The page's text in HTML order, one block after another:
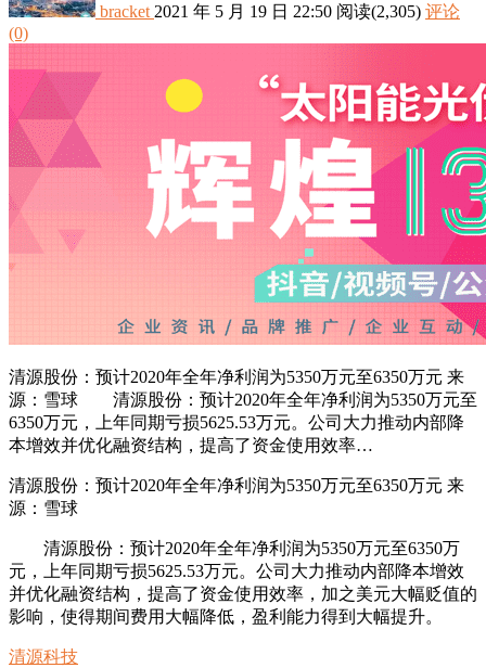
bracket 2021 年 5 月 19 日 22:50 阅读(2,305) 评论
(0)
清源股份：预计2020年全年净利润为5350万元至6350万元 来
源：雪球 清源股份：预计2020年全年净利润为5350万元至
6350万元，上年同期亏损5625.53万元。公司大力推动内部降
本增效并优化融资结构，提高了资金使用效率…
清源股份 ：预计2020年全年净利润为5350万元至6350万元 来
源：雪球
清源股份：预计2020年全年净利润为5350万元至6350万
元，上年同期亏损5625.53万元。公司大力推动内部降本增效
并优化融资结构，提高了资金使用效率，加之美元大幅贬值的
影响，使得期间费用大幅降低，盈利能力得到大幅提升。
清源科技